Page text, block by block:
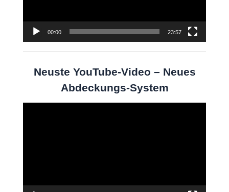
00:00 23:57
Neuste YouTube-Video – Neues
Abdeckungs-System